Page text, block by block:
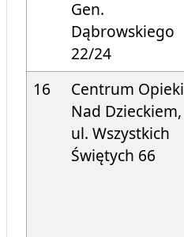
Gen.
Dąbrowskiego
22/24
16
Centrum Opieki
Nad Dzieckiem,
ul. Wszystkich
Świętych 66